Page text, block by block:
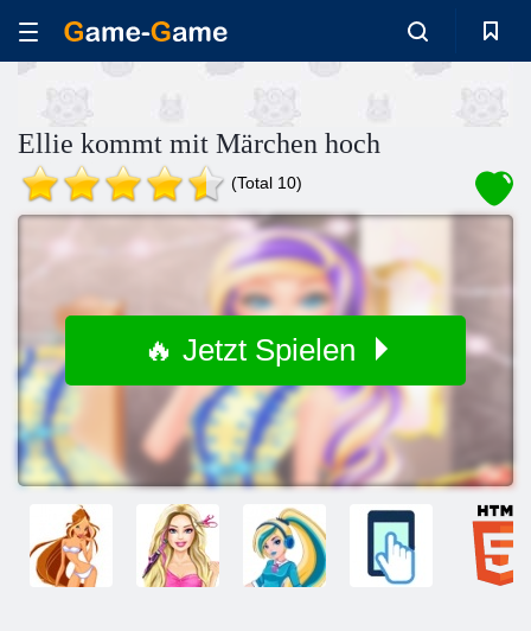
Ellie kommt mit Märchen hoch
(Total 10)
🔥 Jetzt Spielen